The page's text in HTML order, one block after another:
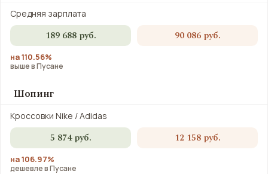
Средняя зарплата
189 688 руб. 90 086 руб.
на 110.56%
выше в Пусане
Шопинг
Кроссовки Nike / Adidas
5 874 руб. 12 158 руб.
на 106.97%
дешевле в Пусане